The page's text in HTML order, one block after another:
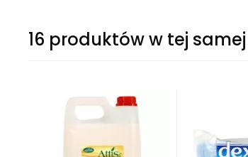
16 produktów w tej